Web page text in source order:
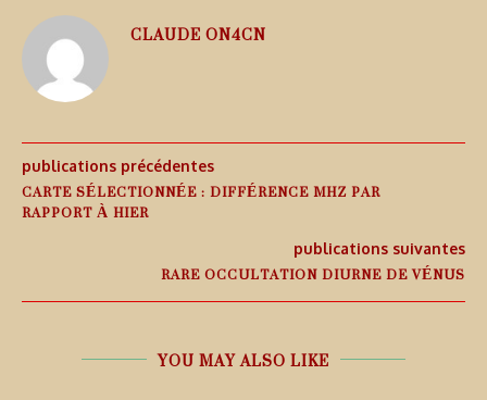
CLAUDE ON4CN
publications précédentes
CARTE SÉLECTIONNÉE : DIFFÉRENCE MHZ PAR
RAPPORT À HIER
publications suivantes
RARE OCCULTATION DIURNE DE VÉNUS
YOU MAY ALSO LIKE